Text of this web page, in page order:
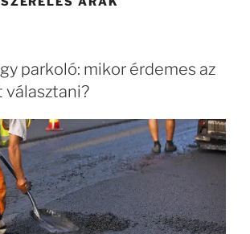
parkoló: mikor érdemes az
választani?